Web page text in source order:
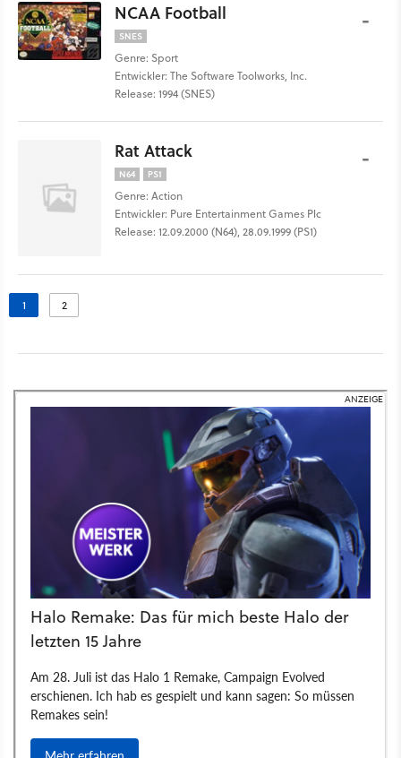
NCAA Football
SNES
Genre: Sport
Entwickler: The Software Toolworks, Inc.
Release: 1994 (SNES)
-
Rat Attack
N64 PS1
Genre: Action
Entwickler: Pure Entertainment Games Plc
Release: 12.09.2000 (N64), 28.09.1999 (PS1)
-
1 2